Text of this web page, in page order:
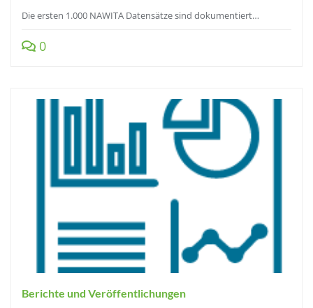
Die ersten 1.000 NAWITA Datensätze sind dokumentiert…
0
Berichte und Veröffentlichungen